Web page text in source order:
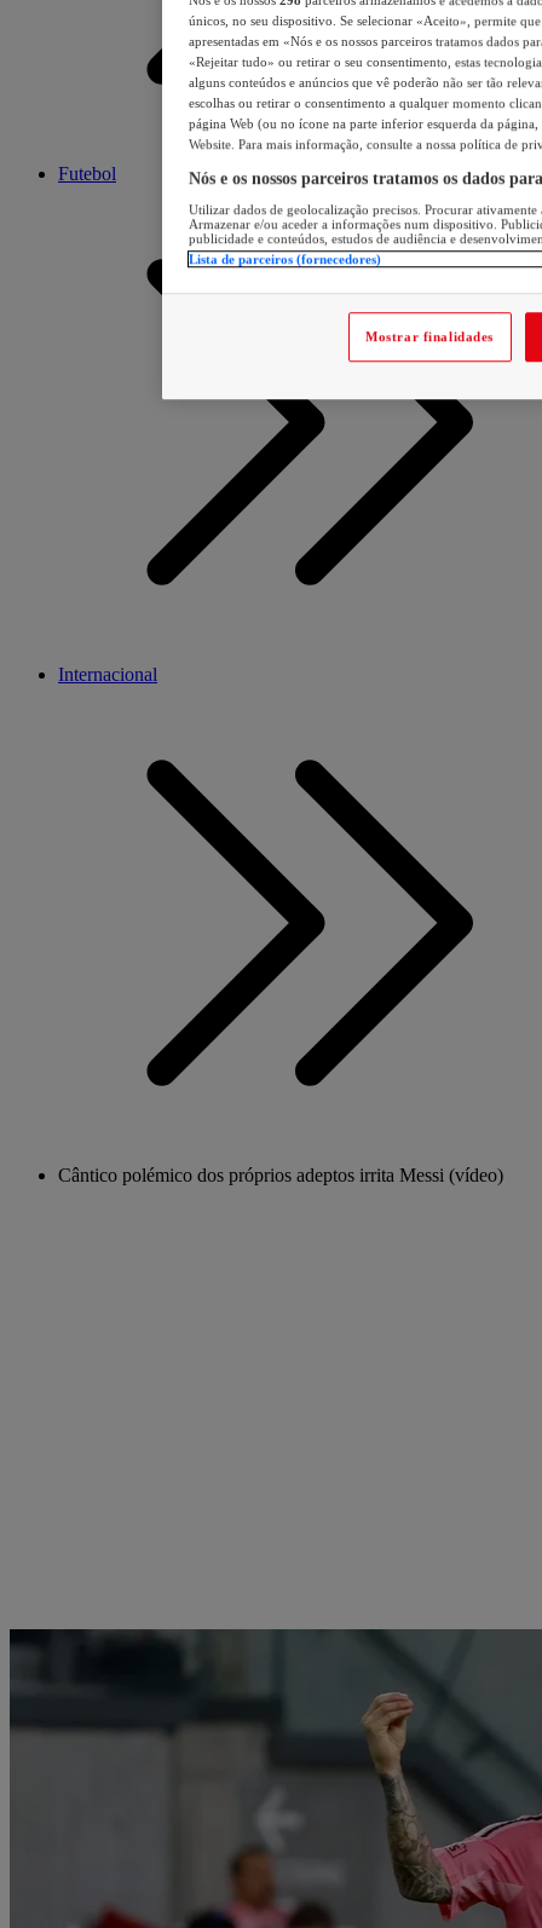
Futebol
Internacional
Cântico polémico dos próprios adeptos irrita Messi (vídeo)
únicos, no seu dispositivo. Se selecionar «Aceito», permite
apresentadas em «Nós e os nossos parceiros tratamos dados
«Rejeitar tudo» ou retirar o seu consentimento, estas
alguns conteúdos e anúncios que vê poderão não ser tão
escolhas ou retirar o consentimento a qualquer momento
página Web (ou no ícone na parte inferior esquerda da página,
Website. Para mais informação, consulte a nossa política de
Nós e os nossos parceiros tratamos os dados
Utilizar dados de geolocalização precisos. Procurar
Armazenar e/ou aceder a informações num dispositivo.
publicidade e conteúdos, estudos de audiência e
Lista de parceiros (fornecedores)
Mostrar finalidades